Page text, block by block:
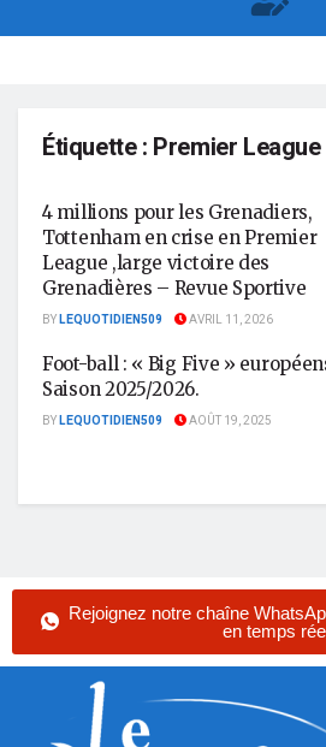
Étiquette : Premier League
4 millions pour les Grenadiers,
Tottenham en crise en Premier
League ,large victoire des
Grenadières – Revue Sportive
BYLEQUOTIDIEN509 AVRIL 11, 2026
Foot-ball : « Big Five »
Saison 2025/2026.
BYLEQUOTIDIEN509 AOÛT 19, 2025
Rejoignez notre chaîne
en temps